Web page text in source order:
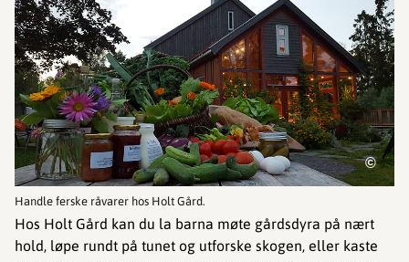
©
Handle ferske råvarer hos Holt Gård.
Hos Holt Gård kan du la barna møte gårdsdyra på nært
hold, løpe rundt på tunet og utforske skogen, eller kaste